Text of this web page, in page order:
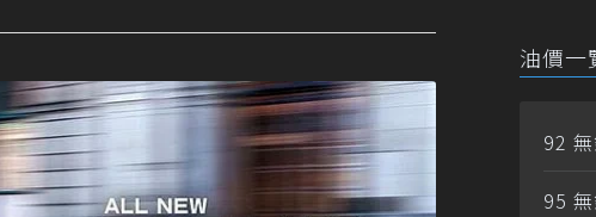
油價
92
95